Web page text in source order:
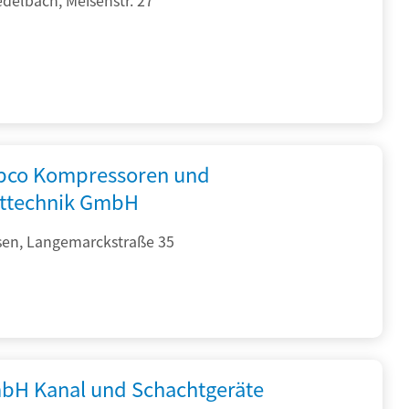
Kompressoren und
GmbH
Langemarckstraße 35
Kanal und Schachtgeräte